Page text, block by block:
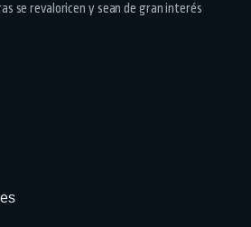
se revaloricen y sean de gran interés